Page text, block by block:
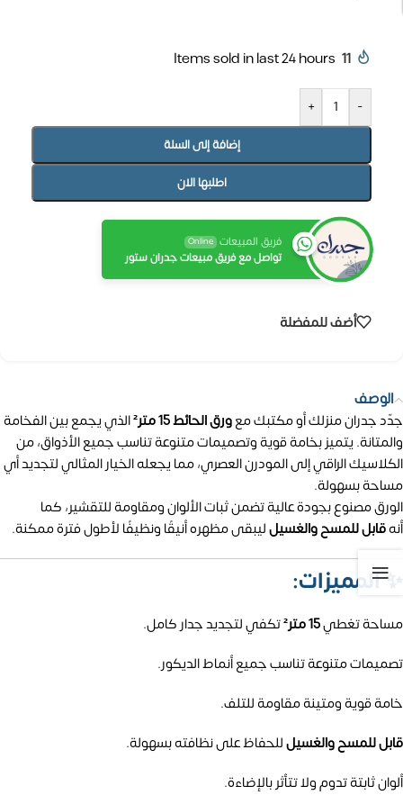
11
Items sold in last 24 hours
-
+
إضافة إلى السلة
اطلبها الان
فريق المبيعات Online
تواصل مع فريق مبيعات جدران ستور
أضف للمفضلة
الوصف
جدّد جدران منزلك أو مكتبك معورق الحائط 15 متر²
الذي يجمع بين الفخامة
والمتانة. يتميز بخامة قوية وتصميمات متنوعة تناسب جميع الأذواق، من
الكلاسيك الراقي إلى المودرن العصري، مما يجعله الخيار المثالي لتجديد أي
مساحة بسهولة.
الورق مصنوع بجودة عالية تضمن ثبات الألوان ومقاومة للتقشير، كما
أنهقابل للمسح والغسيلليبقى مظهره أنيقًا ونظيفًا لأطول فترة ممكنة.
✨المميزات:
مساحة تغطي15 متر²
تكفي لتجديد جدار كامل.
تصميمات متنوعة تناسب جميع أنماط الديكور.
خامة قوية ومتينة مقاومة للتلف.
قابل للمسح والغسيلللحفاظ على نظافته بسهولة.
ألوان ثابتة تدوم ولا تتأثر بالإضاءة.